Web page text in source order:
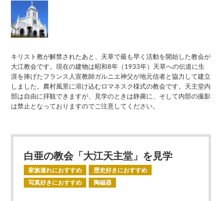
キリスト教が解禁されたあと、天草で最も早く活動を開始した教会が
大江教会です。現在の建物は昭和8年（1933年）天草への伝道に生
涯を捧げたフランス人宣教師ガルニエ神父が地元信者と協力して建立
しました。農村風景に溶け込むロマネスク様式の教会です。天主堂内
部は自由に拝観できますが、見学のときは静粛に、そして内部の撮影
は禁止となっておりますのでご注意してください。
白亜の教会「大江天主堂」を見学
家族連れにおすすめ 歴史好きにおすすめ
写真好きにおすすめ 陶磁器